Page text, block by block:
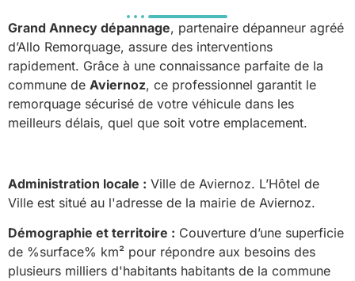
Grand Annecy dépannage, partenaire dépanneur agréé
d’Allo Remorquage, assure des interventions
rapidement. Grâce à une connaissance parfaite de la
commune de Aviernoz, ce professionnel garantit le
remorquage sécurisé de votre véhicule dans les
meilleurs délais, quel que soit votre emplacement.
Administration locale : Ville de Aviernoz. L’Hôtel de
Ville est situé au l'adresse de la mairie de Aviernoz.
Démographie et territoire : Couverture d’une superficie
de %surface% km² pour répondre aux besoins des
plusieurs milliers d'habitants habitants de la commune